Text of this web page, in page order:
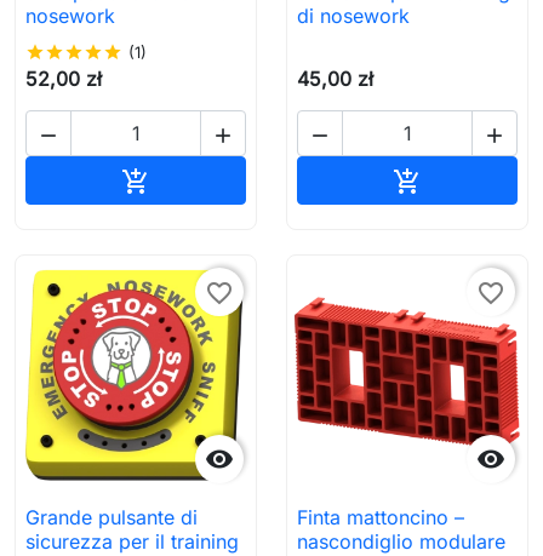
nosework
starstarstarstarstar (1)
52,00 zł
 

di nosework
45,00 zł
 


favorite_border
Grande pulsante di
sicurezza per il training

favorite_border
Finta mattoncino –
nascondiglio modulare